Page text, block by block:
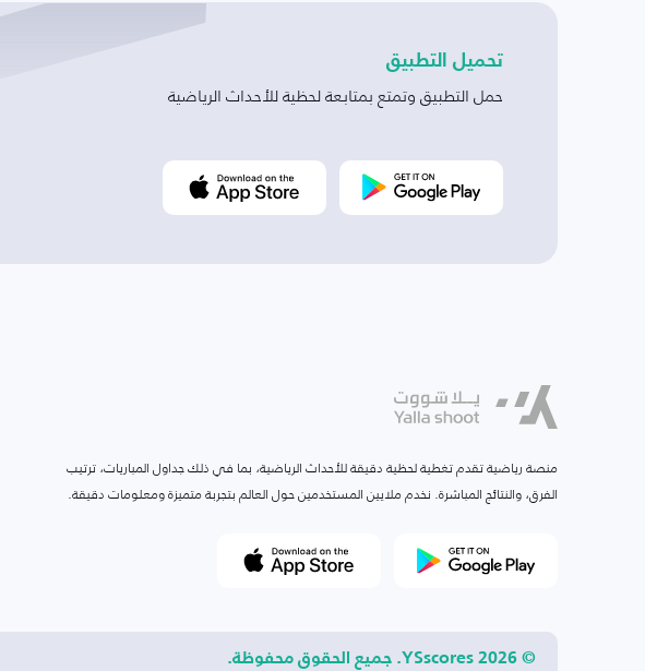
تحميل التطبيق
حمل التطبيق وتمتع بمتابعة لحظية للأحداث الرياضية
منصة رياضية تقدم تغطية لحظية دقيقة للأحداث الرياضية، بما في ذلك جداول المباريات، ترتيب
الفرق، والنتائج المباشرة. نخدم ملايين المستخدمين حول العالم بتجربة متميزة ومعلومات دقيقة.
© 2026 YSscores. جميع الحقوق محفوظة.